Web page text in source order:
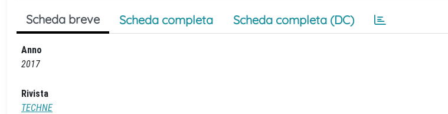
Scheda breve Scheda completa Scheda completa (DC)
Anno
2017
Rivista
TECHNE